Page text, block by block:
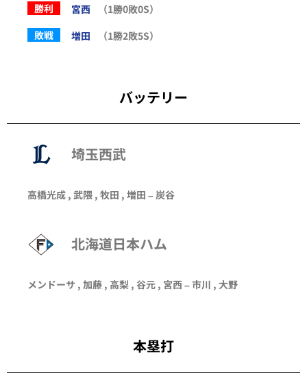
勝利 宮西
（1勝0敗0S）
敗戦
増田 （1勝2敗5S）
バッテリー
埼玉西武
高橋光成 , 武隈 , 牧田 , 増田 –炭谷
北海道日本ハム
メンドーサ , 加藤 , 高梨 , 谷元 , 宮西–市川 , 大野
本塁打